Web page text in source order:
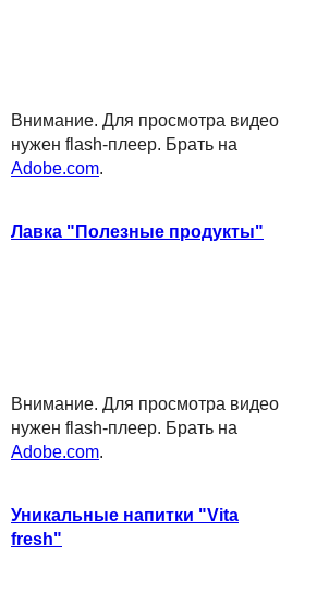
Внимание. Для просмотра видео
нужен flash-плеер. Брать на
Adobe.com.
Лавка "Полезные продукты"
Внимание. Для просмотра видео
нужен flash-плеер. Брать на
Adobe.com.
Уникальные напитки "Vita
fresh"